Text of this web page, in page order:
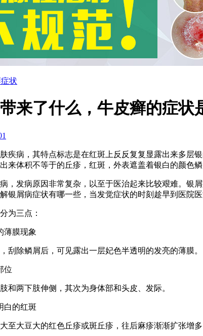
状
来了什么，牛皮癣的症状
疾病，其特点标志是在红斑上反反复复显露出来多层
来体积不等于的丘疹，红斑，外表遮盖着银白的颜色
，发病原因非常复杂，以至于医治起来比较艰难。银
银屑病症状有哪一些，当发觉症状的时刻趁早到医院
为三点：
薄膜现象
刮除鳞屑后，可见露出一层妃色半透明的发亮的薄膜。
位
和两下肢伸侧，其次为身体部和头皮、发际。
白的红斑
至大豆大的红色丘疹或斑丘疹，往后麻疹渐渐扩张增